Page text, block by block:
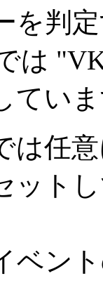
を判
は
てい
は任
ット
ベン